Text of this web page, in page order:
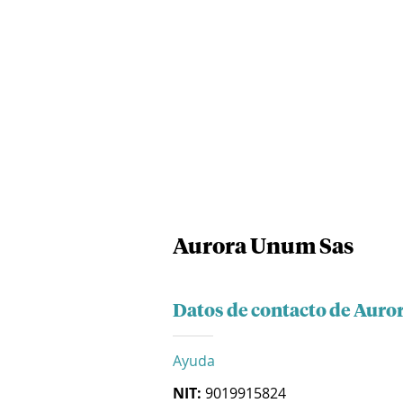
Aurora Unum Sas
Datos de contacto de
Ayuda
NIT: 9019915824